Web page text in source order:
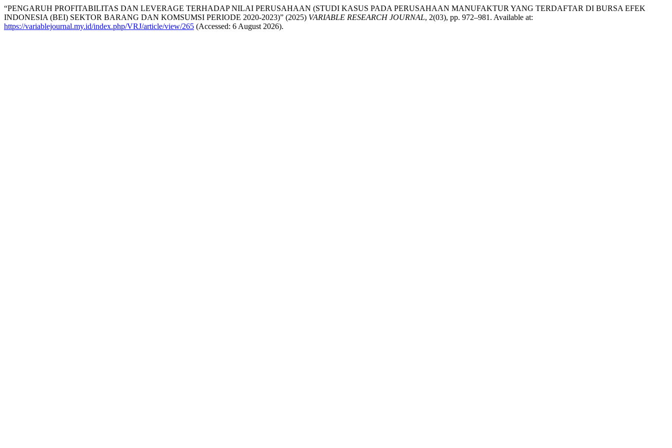
“PENGARUH PROFITABILITAS DAN LEVERAGE TERHADAP NILAI PERUSAHAAN (STUDI KASUS PADA PERUSAHAAN MANUFAKTUR YANG TERDAFTAR DI BURSA EFEK
INDONESIA (BEI) SEKTOR BARANG DAN KOMSUMSI PERIODE 2020-2023)” (2025) VARIABLE RESEARCH JOURNAL, 2(03), pp. 972–981. Available at:
https://variablejournal.my.id/index.php/VRJ/article/view/265 (Accessed: 6 August 2026).